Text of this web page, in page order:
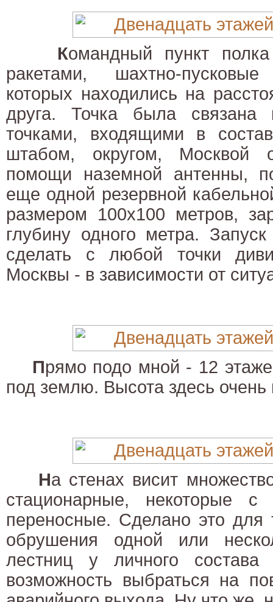
Командный пункт
ракетами, шахтно-
которых находились на
друга. Точка была
точками, входящими в
штабом, округом, Москвой
помощи наземной антенны,
еще одной резервной
размером 100х100 метров,
глубину одного метра.
сделать с любой точки
Москвы - в зависимости от
Прямо подо мной - 12
под землю. Высота здесь
На стенах висит
стационарные, некоторые
переносные. Сделано это для
обрушения одной или
лестниц у личного
возможность выбраться на